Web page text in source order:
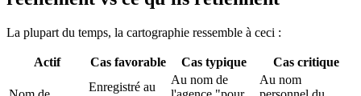
La plupart du temps, la cartographie ressemble à ceci :
Actif Cas favorable Cas typique Cas critique
Enregistré au
Au nom de
Au nom